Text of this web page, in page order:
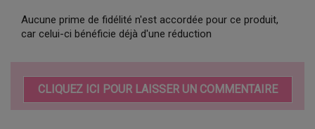
Aucune prime de fidélité n'est accordée pour ce produit,
car celui-ci bénéficie déjà d'une réduction
CLIQUEZ ICI POUR LAISSER UN COMMENTAIRE